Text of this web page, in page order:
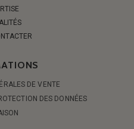
DE VENTE
DES DONNÉES